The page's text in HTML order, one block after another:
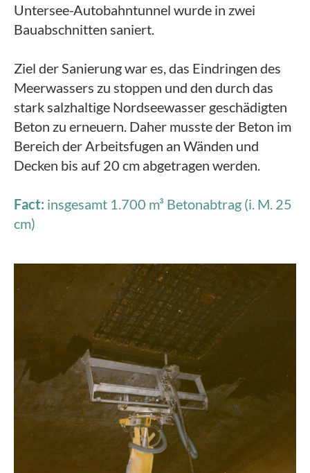
Untersee-Autobahntunnel wurde in zwei
Bauabschnitten saniert.
Ziel der Sanierung war es, das Eindringen des
Meerwassers zu stoppen und den durch das
stark salzhaltige Nordseewasser geschädigten
Beton zu erneuern. Daher musste der Beton im
Bereich der Arbeitsfugen an Wänden und
Decken bis auf 20 cm abgetragen werden.
Fact: insgesamt 1.700 m³ Betonabtrag (i. M. 25
cm)